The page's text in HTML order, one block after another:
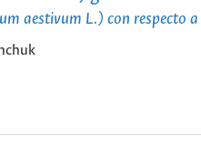
aestivum L.) con respecto